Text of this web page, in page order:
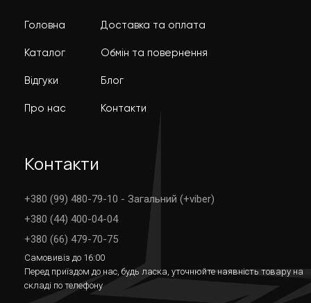
Головна
Каталог
Відгуки
Про нас
Доставка та оплата
Обмін та повернення
Блог
Контакти
Контакти
+380 (99) 480-79-10 - Загальний (+viber)
+380 (44) 400-04-04
+380 (66) 479-70-75
Самовивіз до 16:00
Перед приїздом до нас, будь ласка, уточнюйте наявність товару на
складі по телефону